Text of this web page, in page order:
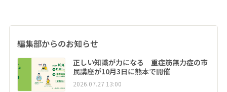
編集部からのお知らせ
正しい知識が力になる 重症筋無力症の市
民講座が10月3日に熊本で開催
2026.07.27 13:00